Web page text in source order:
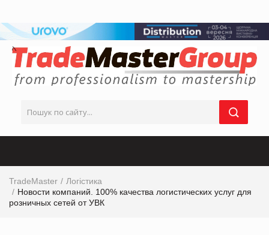
TradeMaster
Логістика
Новости компаний. 100% качества логистических услуг для
розничных сетей от УВК